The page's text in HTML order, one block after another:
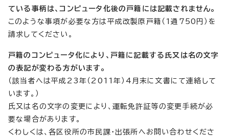
ている事柄は、コンピュータ化後の戸籍には記載されません。
このような事項が必要な方は平成改製原戸籍（1通750円）を
請求してください。
戸籍のコンピュータ化により、戸籍に記載する氏又は名の文字
の表記が変わる方がいます。
（該当者へは平成23年（2011年）4月末に文書にて連絡して
います。）
氏又は名の文字の変更により、運転免許証等の変更手続が必
要な場合があります。
くわしくは、各区役所の市民課・出張所へお問い合わせくださ